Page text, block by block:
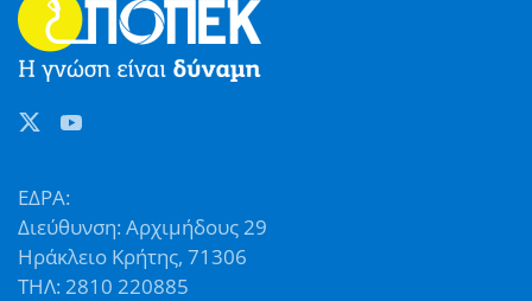
ΕΔΡΑ:
Διεύθυνση: Αρχιμήδους 29
Ηράκλειο Κρήτης, 71306
ΤΗΛ: 2810 220885